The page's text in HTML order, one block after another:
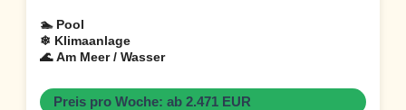
🏊 Pool
❄ Klimaanlage
🌊 Am Meer / Wasser
Preis pro Woche: ab 2.471 EUR